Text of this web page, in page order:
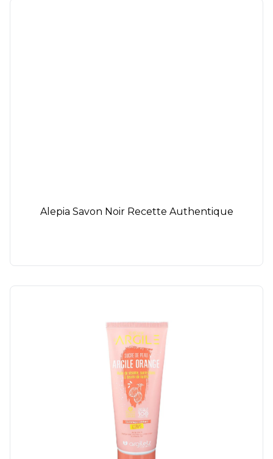
Alepia Savon Noir Recette Authentique